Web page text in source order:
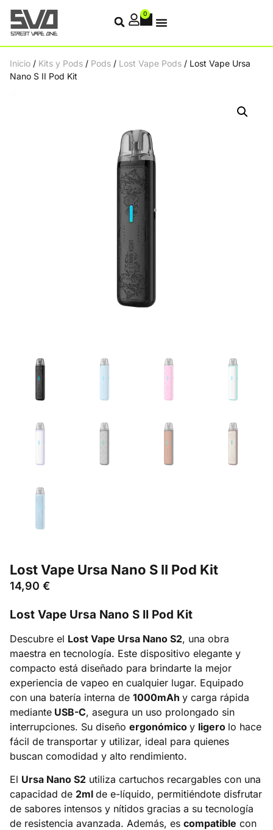
0
Inicio / Kits y Pods / Pods / Lost Vape Pods / Lost Vape Ursa
Nano S II Pod Kit
Lost Vape Ursa Nano S II Pod Kit
14,90 €
Lost Vape Ursa Nano S II Pod Kit
Descubre el Lost Vape Ursa Nano S2, una obra
maestra en tecnología. Este dispositivo elegante y
compacto está diseñado para brindarte la mejor
experiencia de vapeo en cualquier lugar. Equipado
con una batería interna de 1000mAh y carga rápida
mediante USB-C, asegura un uso prolongado sin
interrupciones. Su diseño ergonómico y ligero lo hace
fácil de transportar y utilizar, ideal para quienes
buscan comodidad y alto rendimiento.
El Ursa Nano S2 utiliza cartuchos recargables con una
capacidad de 2ml de e-líquido, permitiéndote disfrutar
de sabores intensos y nítidos gracias a su tecnología
de resistencia avanzada. Además, es compatible con